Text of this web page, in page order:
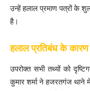
उन्हें हलाल प्रमाण पत्रों के
है।
हलाल प्रतिबंध के कारण
उपरोक्त सभी तथ्यों को
कुमार शर्मा ने हजरतगंज थाने